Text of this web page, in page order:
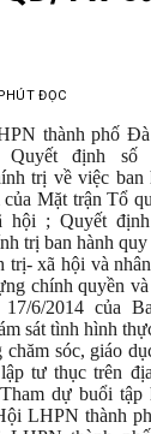
ĐỌC
thành phố
định số
trị về việc ban
Mặt trận Tổ
hội ; Quyết
trị ban hành
trị- xã hội và
chính quyền
6/2014 của
sát tình hình
sóc, giáo
tư thục trên
dự buổi
LHPN thành